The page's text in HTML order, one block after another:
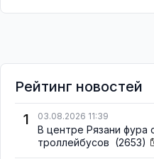
Рейтинг новостей
1
03.08.2026 11:39
В центре Рязани фура
троллейбусов (2653)